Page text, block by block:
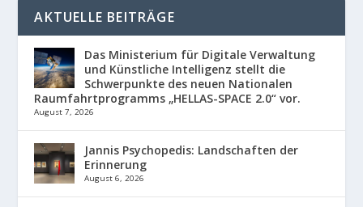
AKTUELLE BEITRÄGE
Das Ministerium für Digitale Verwaltung
und Künstliche Intelligenz stellt die
Schwerpunkte des neuen Nationalen
Raumfahrtprogramms „HELLAS-SPACE 2.0“ vor.
August 7, 2026
Jannis Psychopedis: Landschaften der
Erinnerung
August 6, 2026